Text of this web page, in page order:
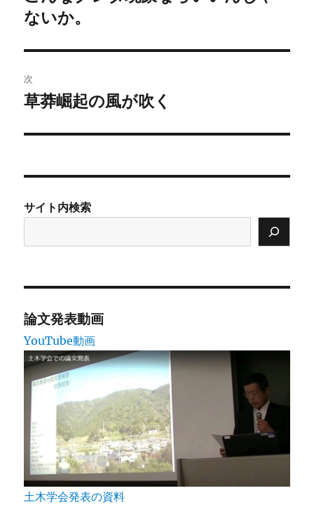
ナ
ビ
ゲ
ー
シ
の
稿:
ないか。
次
次
投
草莽崛起の風が吹く
サイト内検索
論文発表動画
YouTube動画
土木学会発表の資料